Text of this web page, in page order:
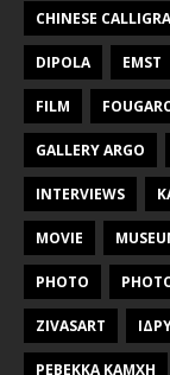
CHINESE
DIPOLA EMST
FILM
GALLERY ARGO
INTERVIEWS
MOVIE
PHOTO
ZIVASART
ΡΕΒΕΚΚΑ ΚΑΜΧΗ